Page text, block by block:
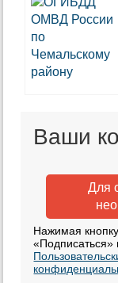
Ваши
Для
Нажимая
«Подписаться»